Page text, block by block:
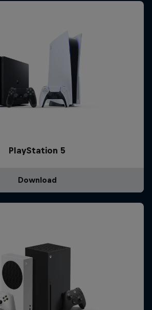
PlayStation 5
Download